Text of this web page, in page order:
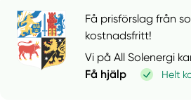
Få prisförslag från
kostnadsfritt!
Vi på All Solenergi
Få hjälp
Helt